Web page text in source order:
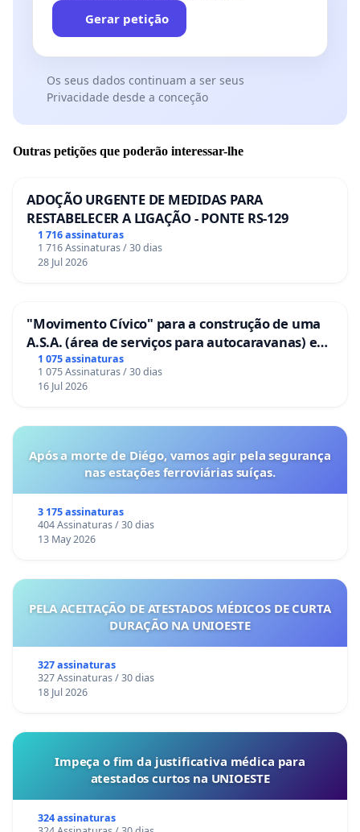
Gerar petição
Os seus dados continuam a ser seus
Privacidade desde a conceção
Outras petições que poderão interessar-lhe
ADOÇÃO URGENTE DE MEDIDAS PARA
RESTABELECER A LIGAÇÃO - PONTE RS-129
1 716 assinaturas
1 716 Assinaturas / 30 dias
28 Jul 2026
"Movimento Cívico" para a construção de uma
A.S.A. (área de serviços para autocaravanas) em
Coimbra
1 075 assinaturas
1 075 Assinaturas / 30 dias
16 Jul 2026
Após a morte de Diégo, vamos agir pela segurança
nas estações ferroviárias suíças.
3 175 assinaturas
404 Assinaturas / 30 dias
13 May 2026
PELA ACEITAÇÃO DE ATESTADOS MÉDICOS DE CURTA
DURAÇÃO NA UNIOESTE
327 assinaturas
327 Assinaturas / 30 dias
18 Jul 2026
Impeça o fim da justificativa médica para
atestados curtos na UNIOESTE
324 assinaturas